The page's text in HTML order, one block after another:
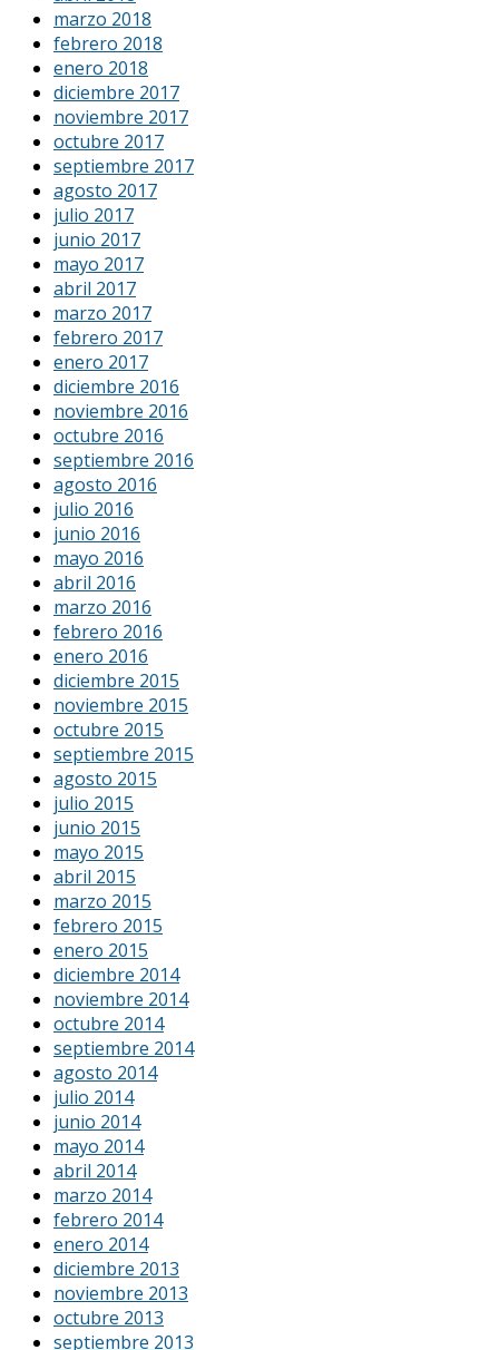
marzo 2018
febrero 2018
enero 2018
diciembre 2017
noviembre 2017
octubre 2017
septiembre 2017
agosto 2017
julio 2017
junio 2017
mayo 2017
abril 2017
marzo 2017
febrero 2017
enero 2017
diciembre 2016
noviembre 2016
octubre 2016
septiembre 2016
agosto 2016
julio 2016
junio 2016
mayo 2016
abril 2016
marzo 2016
febrero 2016
enero 2016
diciembre 2015
noviembre 2015
octubre 2015
septiembre 2015
agosto 2015
julio 2015
junio 2015
mayo 2015
abril 2015
marzo 2015
febrero 2015
enero 2015
diciembre 2014
noviembre 2014
octubre 2014
septiembre 2014
agosto 2014
julio 2014
junio 2014
mayo 2014
abril 2014
marzo 2014
febrero 2014
enero 2014
diciembre 2013
noviembre 2013
octubre 2013
septiembre 2013